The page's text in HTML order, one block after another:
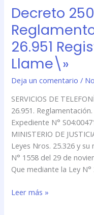
Decreto
26.951
Llame\»
Deja un comentario /
SERVICIOS DE
26.951.
Expediente N°
MINISTERIO DE
Leyes Nros. 25.326 y
N° 1558 del 29 de
Que mediante la Ley
Decreto
–
Reglamento
de
la
Ley
26.951
Registro
Nacional
\»No
Llame\»
Leer más »